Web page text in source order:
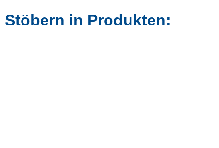
Stöbern in Produkten: